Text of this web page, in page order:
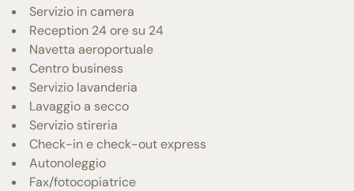
Servizio in camera
Reception 24 ore su 24
Navetta aeroportuale
Centro business
Servizio lavanderia
Lavaggio a secco
Servizio stireria
Check-in e check-out express
Autonoleggio
Fax/fotocopiatrice